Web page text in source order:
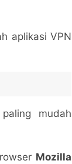
aplikasi VPN
mudah
Mozilla